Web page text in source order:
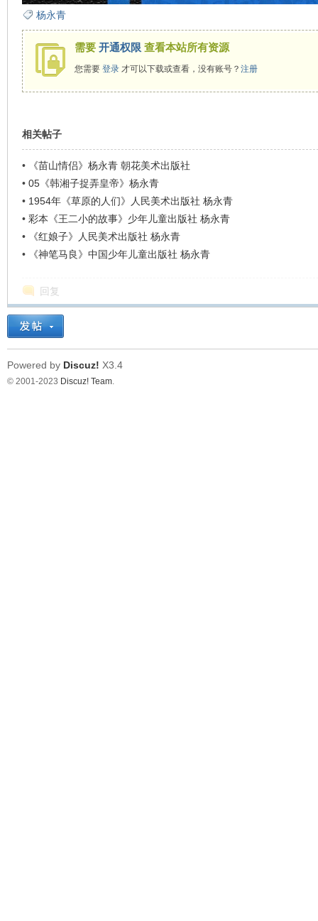
杨永青
需要 开通权限 查看本站所有资源
您需要 登录才可以下载或查看，没有账号？ 注册
相关帖子
•
《苗山情侣》杨永青 朝花美术出版社
• 05《韩湘子捉弄皇帝》杨永青
• 1954年《草原的人们》人民美术出版社 杨永青
• 彩本《王二小的故事》少年儿童出版社 杨永青
•
《红娘子》人民美术出版社 杨永青
•
《神笔马良》中国少年儿童出版社 杨永青
回复
Powered by Discuz! X3.4
© 2001-2023 Discuz! Team.